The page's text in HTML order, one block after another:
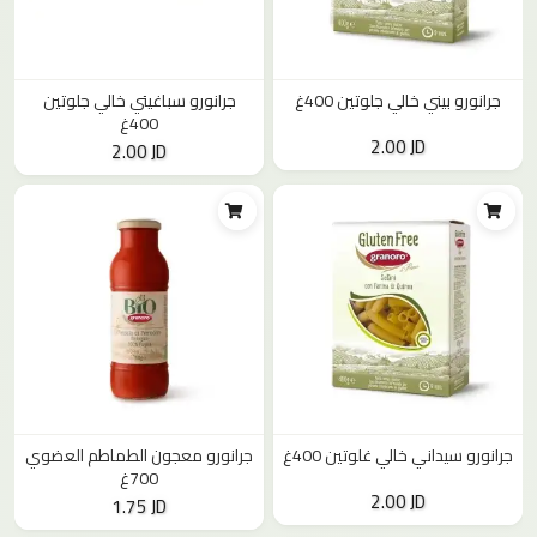
جرانورو بيني خالي جلوتين 400غ
2.00 JD
جرانورو سباغيتي خالي جلوتين
400غ
2.00 JD
جرانورو سيداني خالي غلوتين 400غ
2.00 JD
جرانورو معجون الطماطم العضوي
700غ
1.75 JD